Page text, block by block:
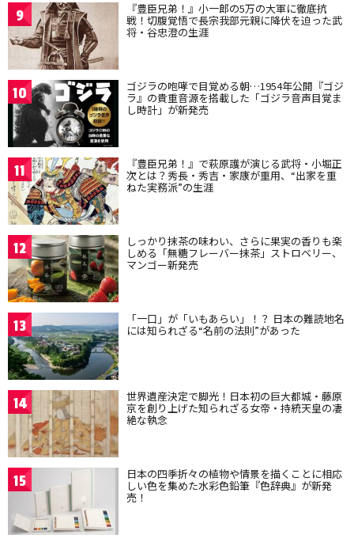
9 『豊臣兄弟！』小一郎の5万の大軍に徹底抗
戦！切腹覚悟で長宗我部元親に降伏を迫った武
将・谷忠澄の生涯
10 ゴジラの咆哮で目覚める朝…1954年公開『ゴジ
ラ』の貴重音源を搭載した「ゴジラ音声目覚ま
し時計」が新発売
11 『豊臣兄弟！』で萩原護が演じる武将・小堀正
次とは？秀長・秀吉・家康が重用、“出家を重
ねた実務派”の生涯
12 しっかり抹茶の味わい、さらに果実の香りも楽
しめる「無糖フレーバー抹茶」ストロベリー、
マンゴー新発売
13 「一口」が「いもあらい」！？ 日本の難読地名
には知られざる“名前の法則”があった
14 世界遺産決定で脚光！日本初の巨大都城・藤原
京を創り上げた知られざる女帝・持統天皇の凄
絶な執念
15 日本の四季折々の植物や情景を描くことに相応
しい色を集めた水彩色鉛筆『色辞典』が新発
売！